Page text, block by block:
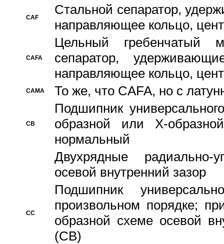
CAF
Стальной сепаратор,
направляющее кольцо,
CAFA
Цельный гребенчатый
сепаратор,
направляющее кольцо,
CAMA То же, что CAFA, но с
CB
Подшипник
образной или Х-
нормальный
Двухрядные радиально-
осевой внутренний зазор
CC
Подшипник
произвольном порядке;
образной схеме осевой
(CB)